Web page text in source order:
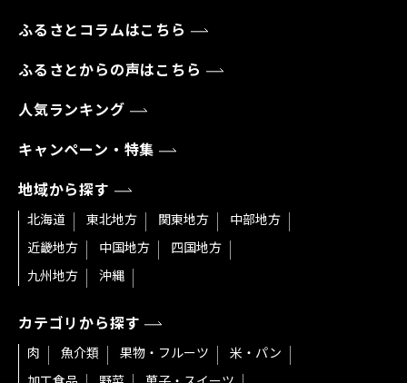
ふるさとコラムはこちら
ふるさとからの声はこちら
人気ランキング
キャンペーン・特集
地域から探す
北海道 東北地方 関東地方
中部地方
近畿地方
中国地方
四国地方
九州地方
沖縄
カテゴリから探す
肉 魚介類 果物・フルーツ
米・パン